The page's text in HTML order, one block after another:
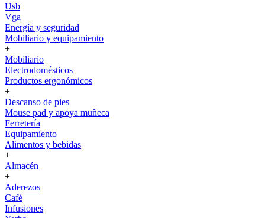
Usb
Vga
Energía y seguridad
Mobiliario y equipamiento
+
Mobiliario
Electrodomésticos
Productos ergonómicos
+
Descanso de pies
Mouse pad y apoya muñeca
Ferretería
Equipamiento
Alimentos y bebidas
+
Almacén
+
Aderezos
Café
Infusiones